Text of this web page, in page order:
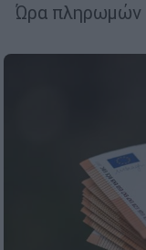
Ώρα πληρωμών